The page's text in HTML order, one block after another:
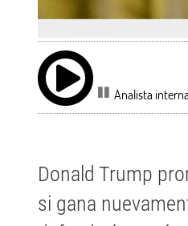
Analista
Donald Trump
si gana